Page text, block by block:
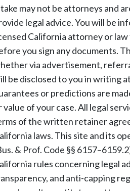
may not be attorneys and
legal advice. You will be
California attorney or
you sign any documents.
via advertisement,
be disclosed to you in writing
or predictions are
value of your case. All legal
of the written retainer
laws. This site and its
& Prof. Code §§
rules concerning legal
and anti-capping